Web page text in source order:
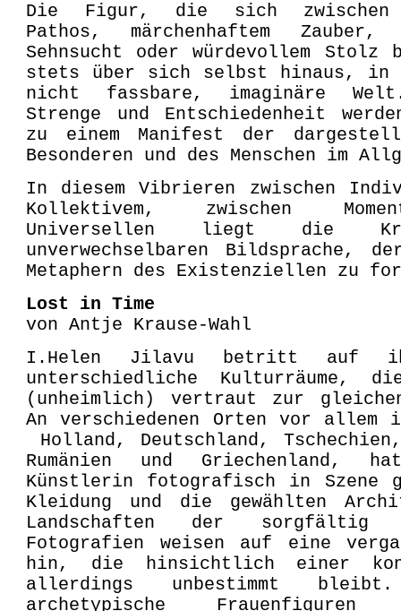
Die Figur, die sich zwischen
Pathos, märchenhaftem Zauber,
Sehnsucht oder würdevollem Stolz
stets über sich selbst hinaus, in
nicht fassbare, imaginäre
Strenge und Entschiedenheit
zu einem Manifest der
Besonderen und des Menschen im
In diesem Vibrieren zwischen
Kollektivem, zwischen
Universellen liegt die
unverwechselbaren Bildsprache,
Metaphern des Existenziellen zu
Lost in Time
von Antje Krause-Wahl
I.Helen Jilavu betritt auf
unterschiedliche Kulturräume,
(unheimlich) vertraut zur
An verschiedenen Orten vor allem
Holland, Deutschland,
Rumänien und Griechenland,
Künstlerin fotografisch in Szene
Kleidung und die gewählten
Landschaften der sorgfältig
Fotografien weisen auf eine
hin, die hinsichtlich einer
allerdings unbestimmt
archetypische